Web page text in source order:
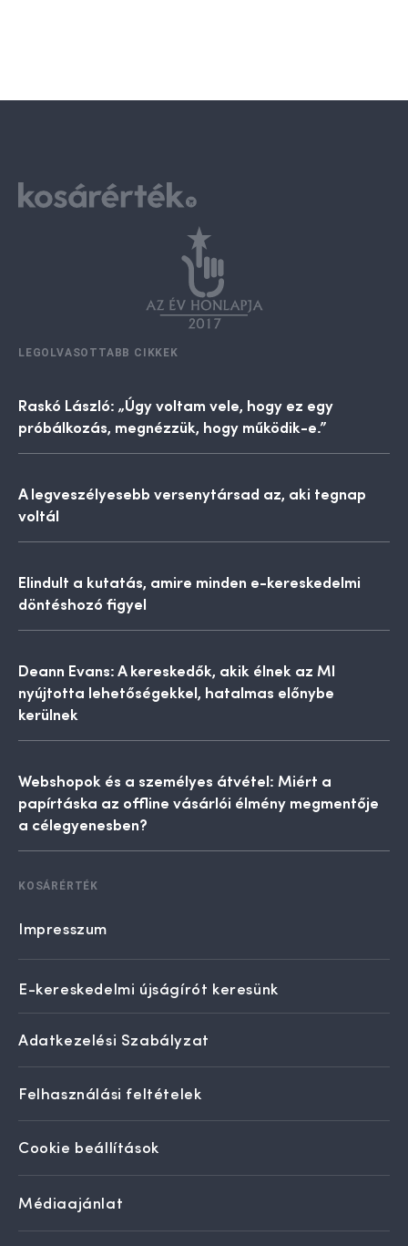
LEGOLVASOTTABB CIKKEK
Raskó László: „Úgy voltam vele, hogy ez egy
próbálkozás, megnézzük, hogy működik-e.”
A legveszélyesebb versenytársad az, aki tegnap
voltál
Elindult a kutatás, amire minden e-kereskedelmi
döntéshozó figyel
Deann Evans: A kereskedők, akik élnek az MI
nyújtotta lehetőségekkel, hatalmas előnybe
kerülnek
Webshopok és a személyes átvétel: Miért a
papírtáska az offline vásárlói élmény megmentője
a célegyenesben?
KOSÁRÉRTÉK
Impresszum
E-kereskedelmi újságírót keresünk
Adatkezelési Szabályzat
Felhasználási feltételek
Cookie beállítások
Médiaajánlat